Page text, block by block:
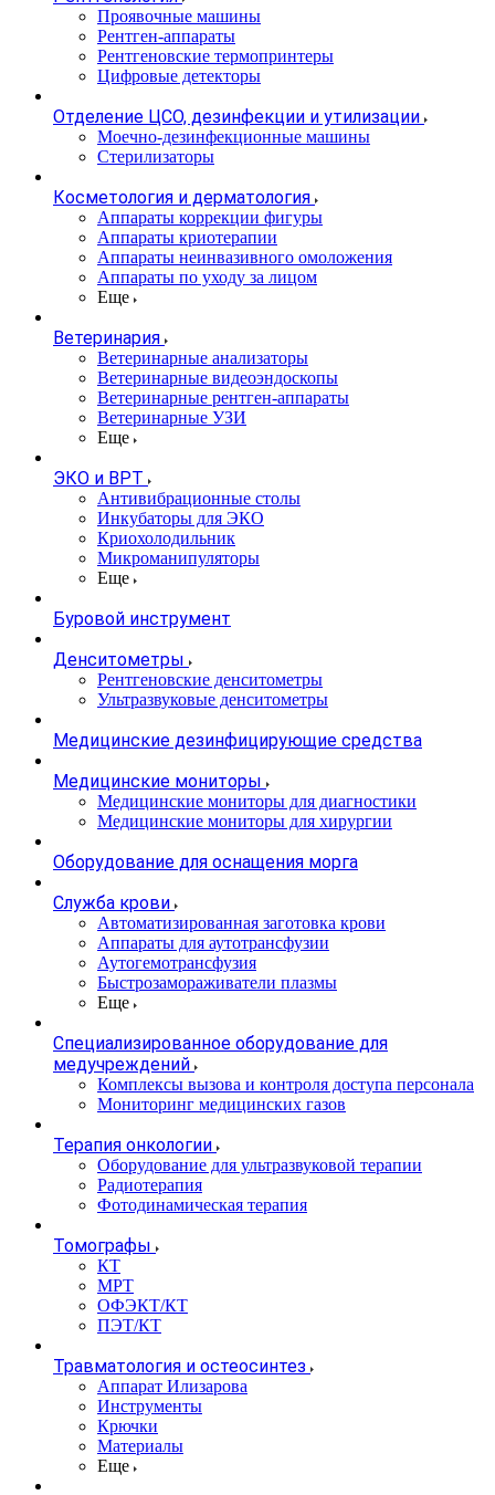
Проявочные машины
Рентген-аппараты
Рентгеновские термопринтеры
Цифровые детекторы
Отделение ЦСО, дезинфекции и утилизации
Моечно-дезинфекционные машины
Стерилизаторы
Косметология и дерматология
Аппараты коррекции фигуры
Аппараты криотерапии
Аппараты неинвазивного омоложения
Аппараты по уходу за лицом
Еще
Ветеринария
Ветеринарные анализаторы
Ветеринарные видеоэндоскопы
Ветеринарные рентген-аппараты
Ветеринарные УЗИ
Еще
ЭКО и ВРТ
Антивибрационные столы
Инкубаторы для ЭКО
Криохолодильник
Микроманипуляторы
Еще
Буровой инструмент
Денситометры
Рентгеновские денситометры
Ультразвуковые денситометры
Медицинские дезинфицирующие средства
Медицинские мониторы
Медицинские мониторы для диагностики
Медицинские мониторы для хирургии
Оборудование для оснащения морга
Служба крови
Автоматизированная заготовка крови
Аппараты для аутотрансфузии
Аутогемотрансфузия
Быстрозамораживатели плазмы
Еще
Специализированное оборудование для
медучреждений
Комплексы вызова и контроля доступа персонала
Мониторинг медицинских газов
Терапия онкологии
Оборудование для ультразвуковой терапии
Радиотерапия
Фотодинамическая терапия
Томографы
КТ
МРТ
ОФЭКТ/КТ
ПЭТ/КТ
Травматология и остеосинтез
Аппарат Илизарова
Инструменты
Крючки
Материалы
Еще